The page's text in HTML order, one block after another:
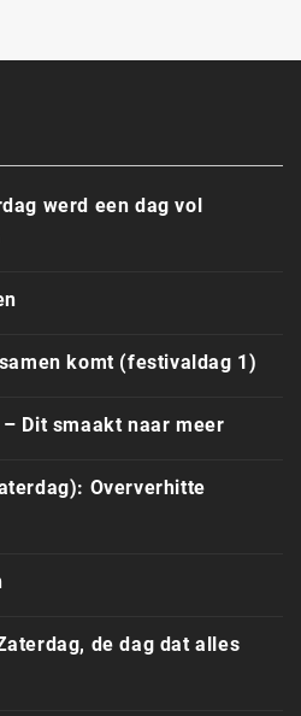
werd een dag vol
komt (festivaldag 1)
– Dit smaakt naar meer
Oververhitte
de dag dat alles